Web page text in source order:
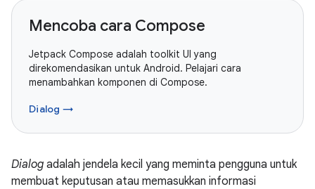
Mencoba cara Compose
Jetpack Compose adalah toolkit UI yang
direkomendasikan untuk Android. Pelajari cara
menambahkan komponen di Compose.
Dialog →
Dialog adalah jendela kecil yang meminta pengguna untuk
membuat keputusan atau memasukkan informasi